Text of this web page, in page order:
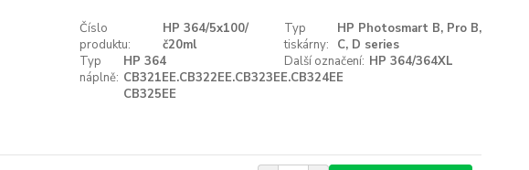
Číslo
produktu:
HP 364/5x100/
č20ml
Typ
tiskárny:
HP Photosmart B, Pro B,
C, D series
Typ
náplně:
HP 364
CB321EE.CB322EE.CB323EE.CB324EE
CB325EE
Další označení: HP 364/364XL